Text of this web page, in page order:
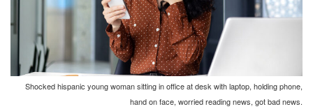
Shocked hispanic young woman sitting in office at desk with laptop, holding phone,
hand on face, worried reading news, got bad news.